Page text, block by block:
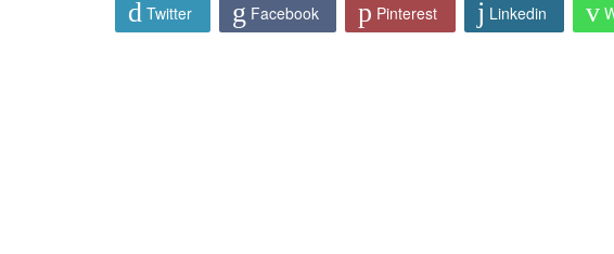
Twitter Facebook Pinterest Linkedin